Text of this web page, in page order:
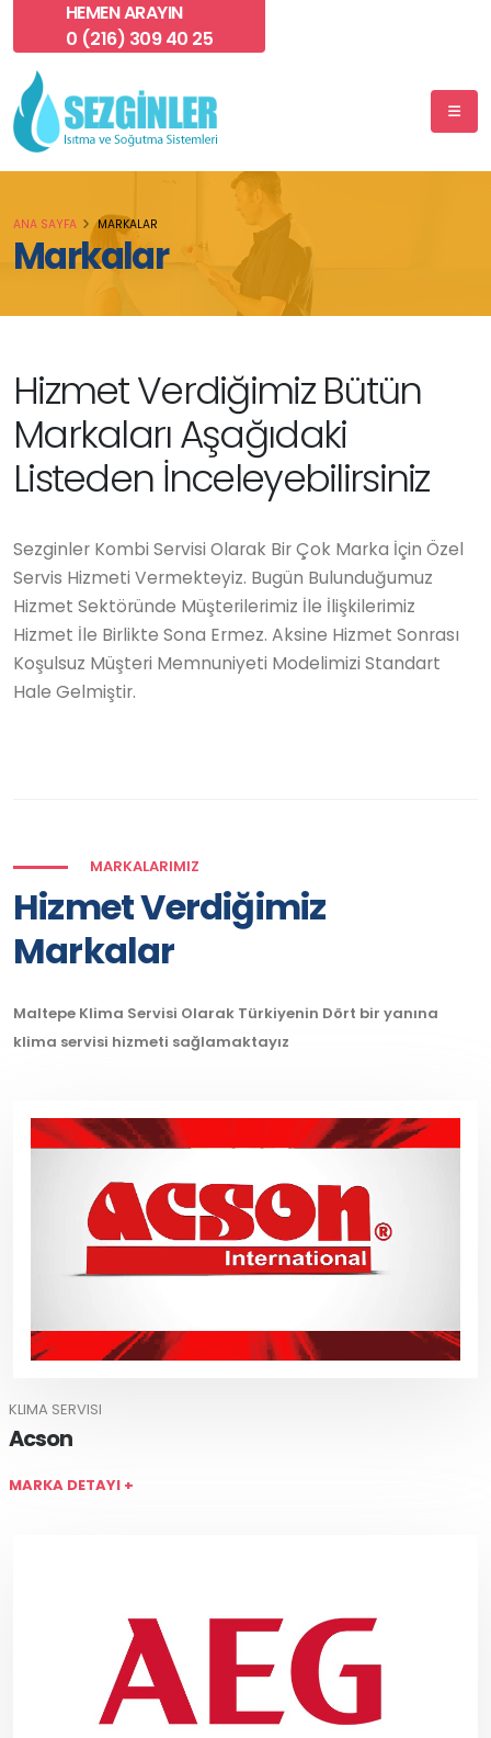
HEMEN ARAYIN
0 (216) 309 40 25
Markalar
ANA SAYFA MARKALAR
Hizmet Verdiğimiz Bütün
Markaları Aşağıdaki
Listeden İnceleyebilirsiniz
Sezginler Kombi Servisi Olarak Bir Çok Marka İçin Özel
Servis Hizmeti Vermekteyiz. Bugün Bulunduğumuz
Hizmet Sektöründe Müşterilerimiz İle İlişkilerimiz
Hizmet İle Birlikte Sona Ermez. Aksine Hizmet Sonrası
Koşulsuz Müşteri Memnuniyeti Modelimizi Standart
Hale Gelmiştir.
MARKALARIMIZ
Hizmet Verdiğimiz
Markalar
Maltepe Klima Servisi Olarak Türkiyenin Dört bir yanına
klima servisi hizmeti sağlamaktayız
KLIMA SERVISI
Acson
MARKA DETAYI +